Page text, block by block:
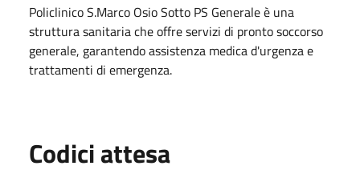
Policlinico S.Marco Osio Sotto PS Generale è una
struttura sanitaria che offre servizi di pronto soccorso
generale, garantendo assistenza medica d'urgenza e
trattamenti di emergenza.
Codici attesa